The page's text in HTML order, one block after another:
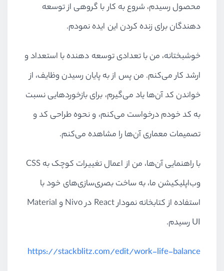
محصول رسیدم، شروع به کار با گروهی از توسعه
دهندگان برای زنده کردن این ایده نمودم.
خوشبختانه، من با تعدادی توسعه دهنده با استعداد و
ارشد کار می‌کنم. من پس از به پایان رسیدن وظایف، از
خواندن کد آن‌ها یاد می‌گیرم، برای بازخوردهایی نسبت
به کد خودم درخواست می‌کنم، و نحوه طراحی کد و
تصمیمات معماری آن‌ها را مشاهده می‌کنم.
با راهنمایی آن‌ها، من از اعمال تغییرات کوچک به CSS
وب‌اپلیکیشن ما، به ساخت بصری‌سازی‌های خود با
استفاده از کتابخانه نمودار React در Nivo و Material
UI رسیدم.
https://stackblitz.com/edit/work-life-balance